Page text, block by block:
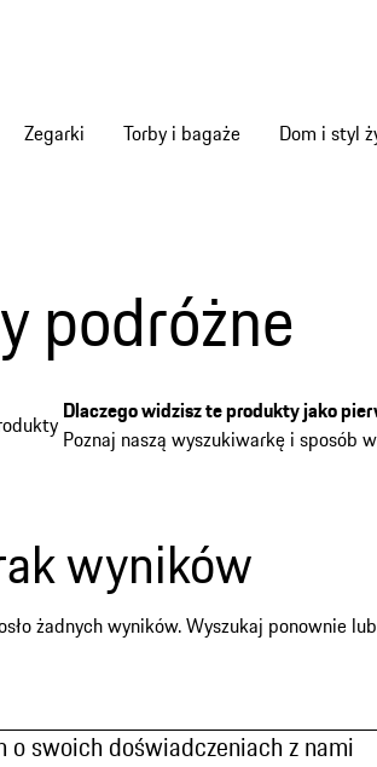
Zegarki Torby i bagaże Dom i styl
podróżne
Dlaczego widzisz te produkty jako
Poznaj naszą wyszukiwarkę i sposób
wyników
żadnych wyników. Wyszukaj ponownie
o swoich doświadczeniach z nami